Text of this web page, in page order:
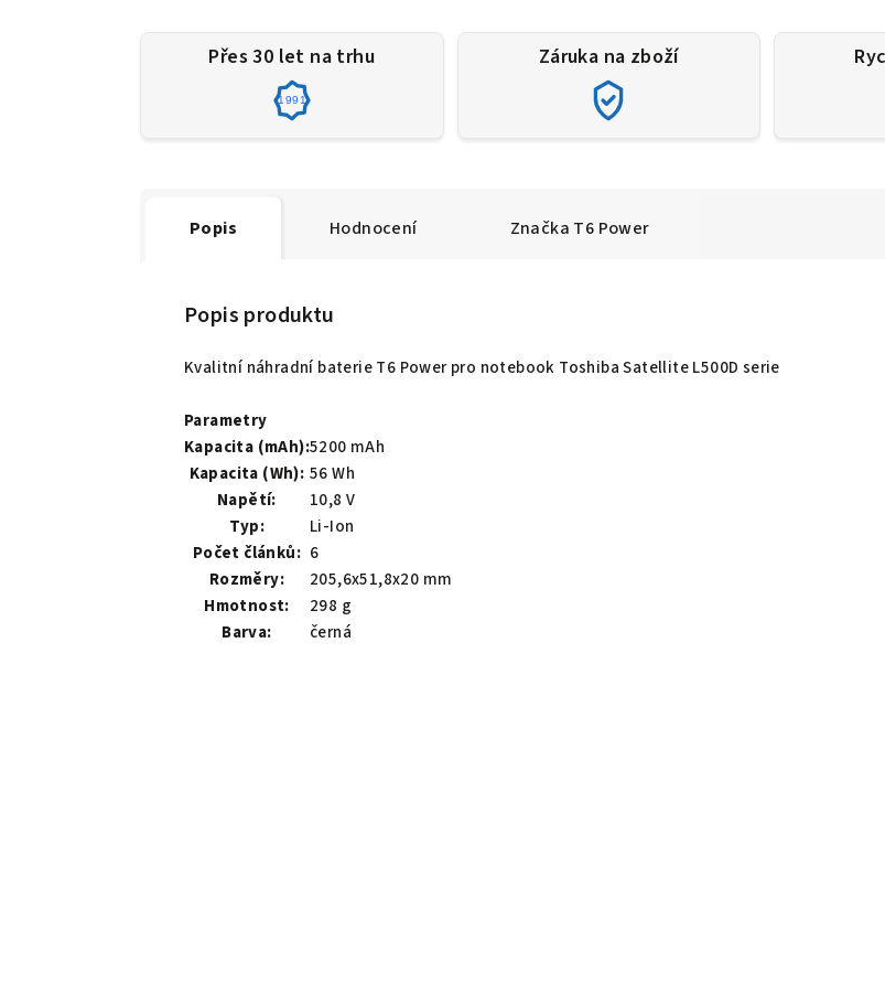
Přes 30 let na trhu
1991
Záruka na zboží
Popis Hodnocení Značka T6 Power
Popis produktu
Kvalitní náhradní baterie T6 Power pro notebook Toshiba Satellite L500D serie
Parametry
Kapacita (mAh):5200 mAh
Kapacita (Wh): 56 Wh
Napětí:
10,8 V
Typ:
Li-Ion
Počet článků: 6
Rozměry:
205,6x51,8x20 mm
Hmotnost:
298 g
Barva:
černá